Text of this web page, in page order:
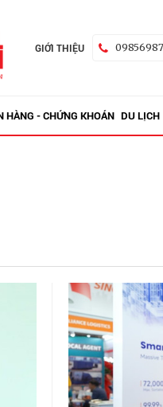
GIỚI THIỆU
HÀNG - CHỨNG KHOÁN DU LỊCH